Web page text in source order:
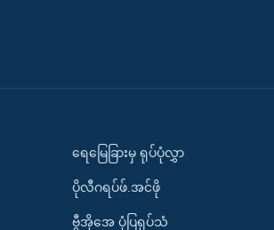
ရေမြေခြားမှ ရုပ်ပုံလွှာ
ပိုလီဂရပ်ဖ်.အင်ဖို
ဗွီအိုအေ ပုံပြရုပ်သံ